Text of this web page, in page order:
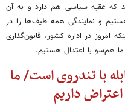
که عقبه سیاسی هم دارد و به آن
و نمایندگی همه طیف‌ها را در
امروز در اداره کشور، قانون‌گذاری
هم‌سو با اعتدال هستیم.
با تندروی است/ ما
داریم